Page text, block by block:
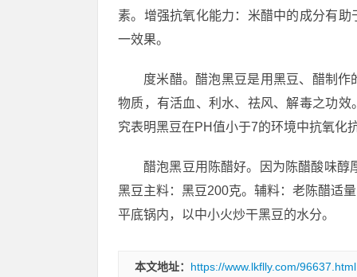
素。增强抗氧化能力：米醋中的成分有
一效果。
度米醋。醋泡黑豆是用黑豆、醋制
物质，有活血、利水、祛风、解毒之功
究表明黑豆在PH值小于7的环境中抗氧化
醋泡黑豆用陈醋好。因为陈醋酸味
黑豆主料：黑豆200克。辅料：老陈醋适
平底锅内，以中小火炒干黑豆的水分。
本文地址： https://www.lkflly.com/96637.html